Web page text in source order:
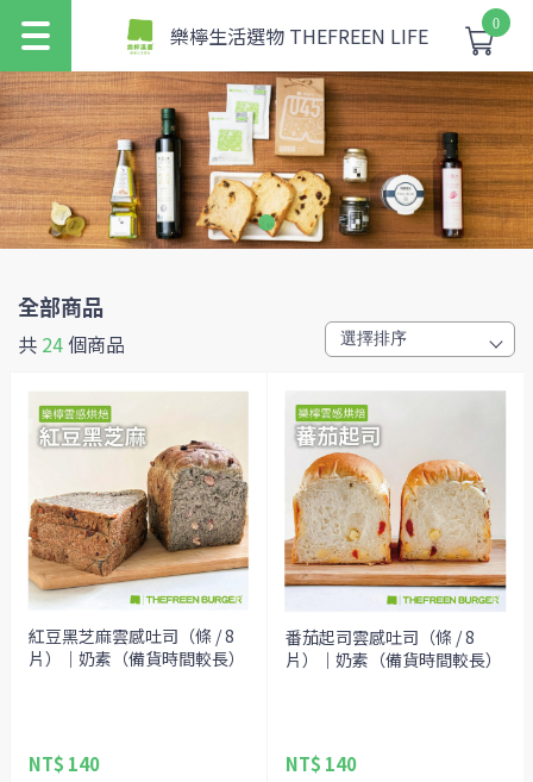
樂檸生活選物 THEFREEN LIFE 0
全部商品
共 24個商品
紅豆黑芝麻雲感吐司（條 / 8
片）｜奶素（備貨時間較長）
NT$ 140
番茄起司雲感吐司（條 / 8
片）｜奶素（備貨時間較長）
NT$ 140